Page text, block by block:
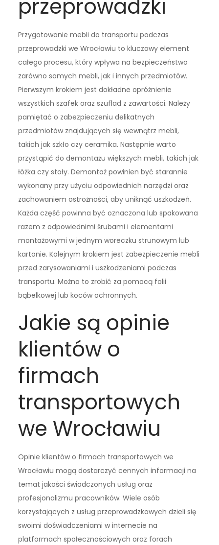
przeprowadzki
Przygotowanie mebli do transportu podczas
przeprowadzki we Wrocławiu to kluczowy element
całego procesu, który wpływa na bezpieczeństwo
zarówno samych mebli, jak i innych przedmiotów.
Pierwszym krokiem jest dokładne opróżnienie
wszystkich szafek oraz szuflad z zawartości. Należy
pamiętać o zabezpieczeniu delikatnych
przedmiotów znajdujących się wewnątrz mebli,
takich jak szkło czy ceramika. Następnie warto
przystąpić do demontażu większych mebli, takich jak
łóżka czy stoły. Demontaż powinien być starannie
wykonany przy użyciu odpowiednich narzędzi oraz
zachowaniem ostrożności, aby uniknąć uszkodzeń.
Każda część powinna być oznaczona lub spakowana
razem z odpowiednimi śrubami i elementami
montażowymi w jednym woreczku strunowym lub
kartonie. Kolejnym krokiem jest zabezpieczenie mebli
przed zarysowaniami i uszkodzeniami podczas
transportu. Można to zrobić za pomocą folii
bąbelkowej lub koców ochronnych.
Jakie są opinie
klientów o
firmach
transportowych
we Wrocławiu
Opinie klientów o firmach transportowych we
Wrocławiu mogą dostarczyć cennych informacji na
temat jakości świadczonych usług oraz
profesjonalizmu pracowników. Wiele osób
korzystających z usług przeprowadzkowych dzieli się
swoimi doświadczeniami w internecie na
platformach społecznościowych oraz forach